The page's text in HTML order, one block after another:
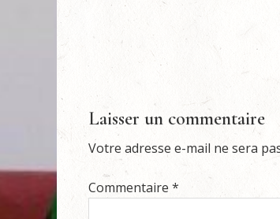
Laisser un commentaire
Votre adresse e-mail ne sera
Commentaire *